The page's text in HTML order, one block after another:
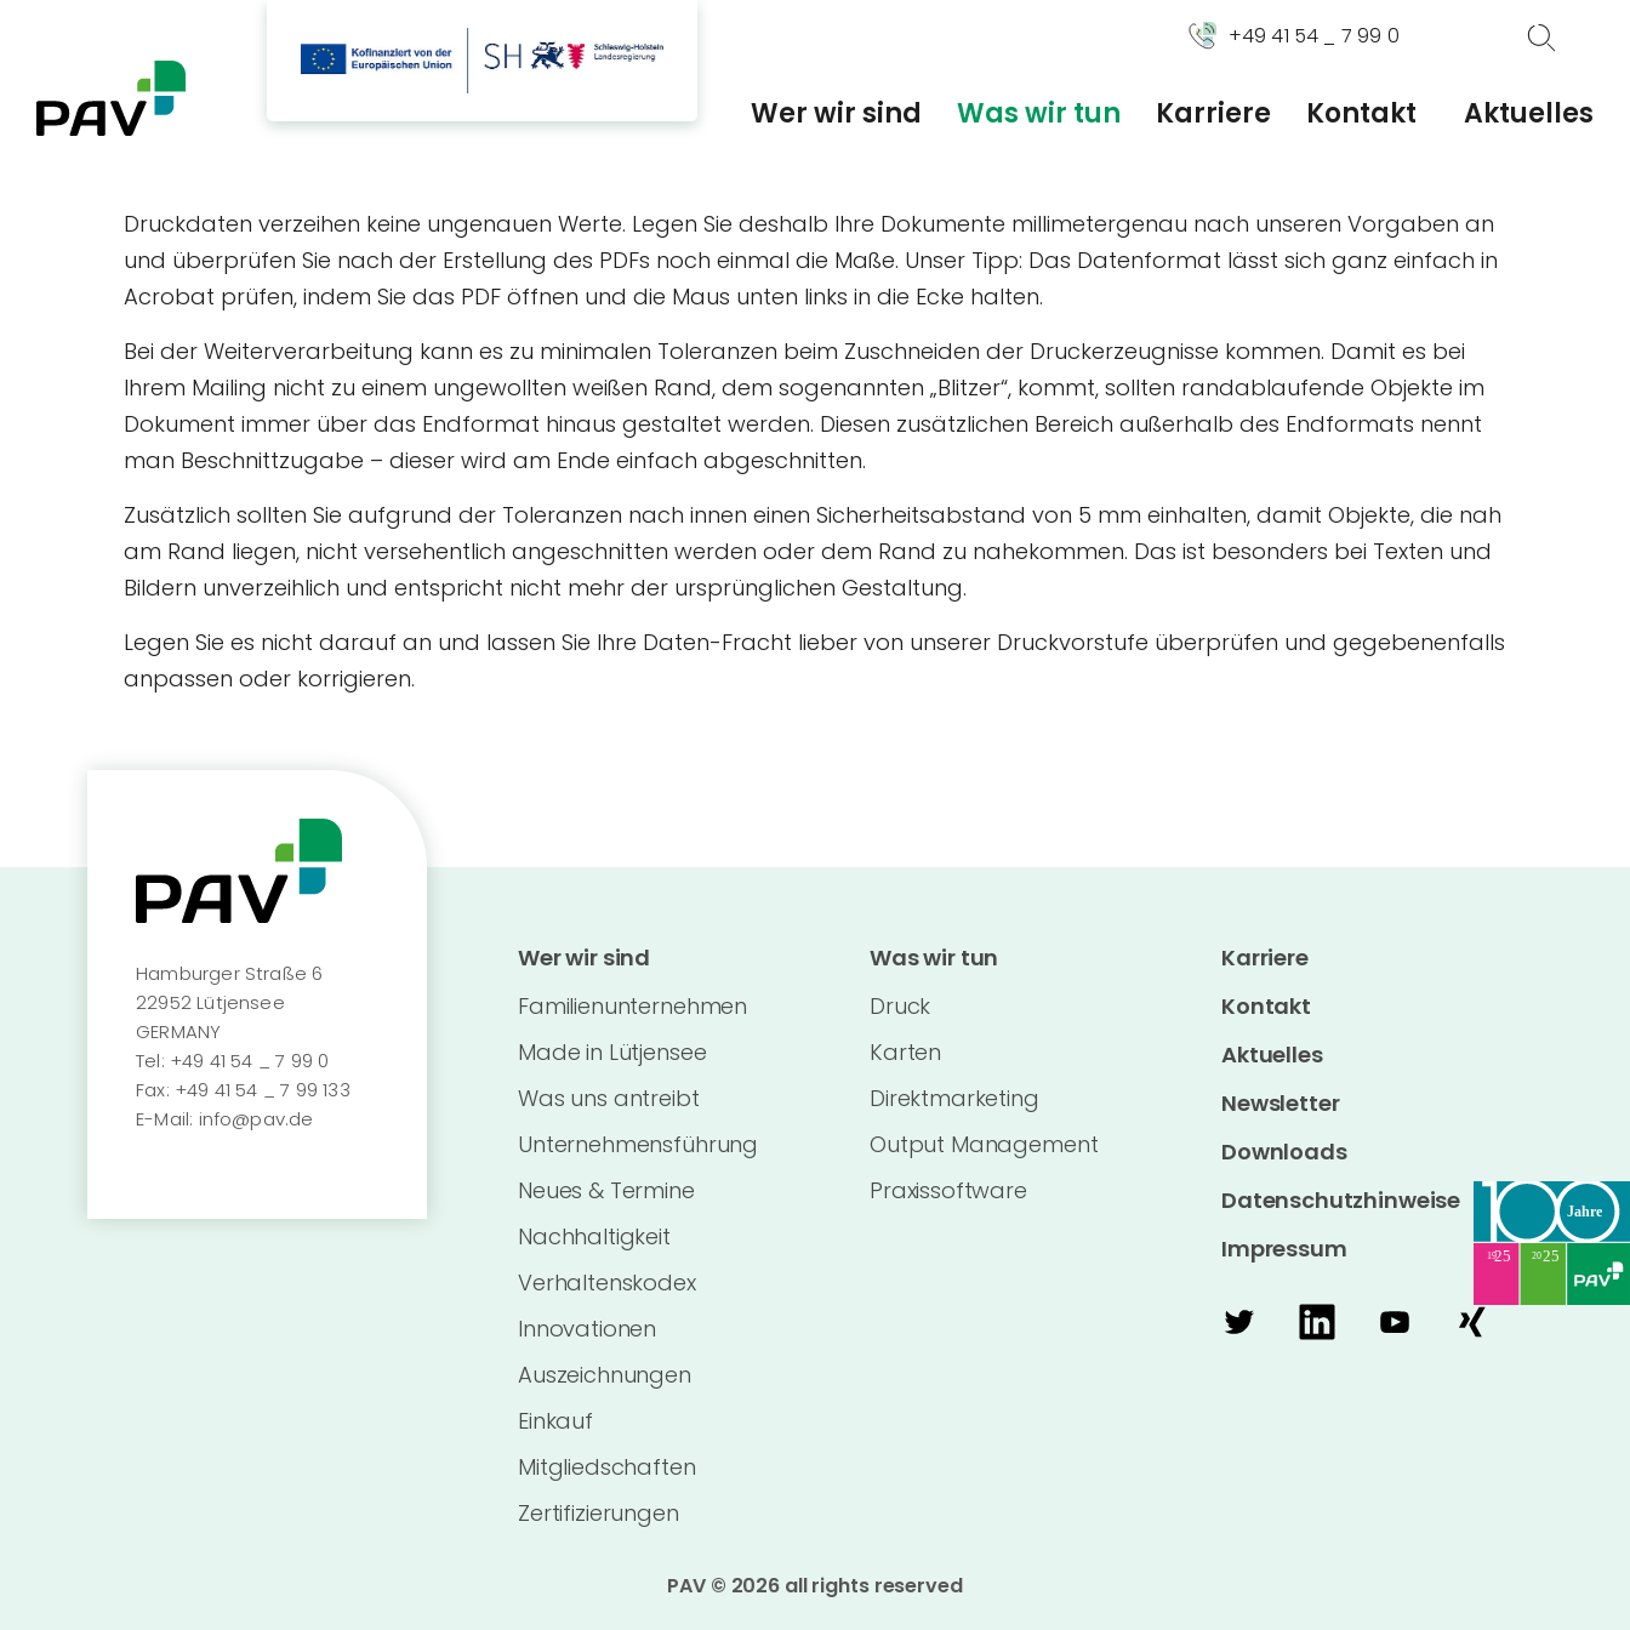
Wer wir sind Was wir tun Karriere Kontakt Aktuelles
+49 41 54 _ 7 99 0
Druckdaten verzeihen keine ungenauen Werte. Legen Sie deshalb Ihre Dokumente millimetergenau nach unseren Vorgaben an
und überprüfen Sie nach der Erstellung des PDFs noch einmal die Maße. Unser Tipp: Das Datenformat lässt sich ganz einfach in
Acrobat prüfen, indem Sie das PDF öffnen und die Maus unten links in die Ecke halten.
Bei der Weiterverarbeitung kann es zu minimalen Toleranzen beim Zuschneiden der Druckerzeugnisse kommen. Damit es bei
Ihrem Mailing nicht zu einem ungewollten weißen Rand, dem sogenannten „Blitzer“, kommt, sollten randablaufende Objekte im
Dokument immer über das Endformat hinaus gestaltet werden. Diesen zusätzlichen Bereich außerhalb des Endformats nennt
man Beschnittzugabe – dieser wird am Ende einfach abgeschnitten.
Zusätzlich sollten Sie aufgrund der Toleranzen nach innen einen Sicherheitsabstand von 5 mm einhalten, damit Objekte, die nah
am Rand liegen, nicht versehentlich angeschnitten werden oder dem Rand zu nahekommen. Das ist besonders bei Texten und
Bildern unverzeihlich und entspricht nicht mehr der ursprünglichen Gestaltung.
Legen Sie es nicht darauf an und lassen Sie Ihre Daten-Fracht lieber von unserer Druckvorstufe überprüfen und gegebenenfalls
anpassen oder korrigieren.
Hamburger Straße 6
22952 Lütjensee
GERMANY
Tel: +49 41 54 _ 7 99 0
Fax: +49 41 54 _ 7 99 133
E-Mail: info@pav.de
Wer wir sind
Familienunternehmen
Made in Lütjensee
Was uns antreibt
Unternehmensführung
Neues & Termine
Nachhaltigkeit
Verhaltenskodex
Innovationen
Auszeichnungen
Einkauf
Mitgliedschaften
Zertifizierungen
Was wir tun
Druck
Karten
Direktmarketing
Output Management
Praxissoftware
Karriere
Kontakt
Aktuelles
Newsletter
Downloads
Datenschutzhinweise
Impressum
PAV © 2026 all rights reserved